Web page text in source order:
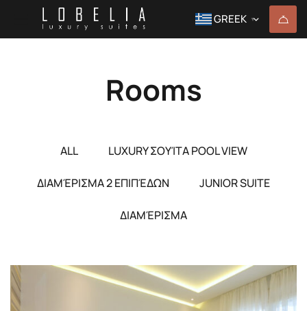
GREEK ▼
Rooms
ALL LUXURY ΣΟΥΊΤΑ POOL VIEW
ΔΙΑΜΈΡΙΣΜΑ 2 ΕΠΙΠΈΔΩΝ JUNIOR SUITE
ΔΙΑΜΈΡΙΣΜΑ